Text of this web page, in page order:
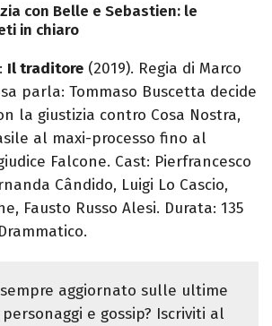
con Belle e Sebastien: le
in chiaro
Il traditore (2019). Regia di Marco
parla: Tommaso Buscetta decide
la giustizia contro Cosa Nostra,
al maxi-processo fino al
Falcone. Cast: Pierfrancesco
Cândido, Luigi Lo Cascio,
Fausto Russo Alesi. Durata: 135
sempre aggiornato sulle ultime
personaggi e gossip? Iscriviti al